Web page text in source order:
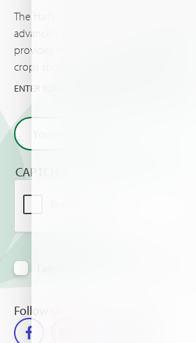
The Haifa newsletter keeps you updated
advanced plant nutrition information,
provides the latest news & events you
crops should know about.
ENTER YOUR EMAIL AND GET THE VERY
CAPTCHA
Follow us